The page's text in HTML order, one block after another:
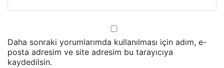
Daha sonraki yorumlarımda kullanılması için adım, e-
posta adresim ve site adresim bu tarayıcıya
kaydedilsin.